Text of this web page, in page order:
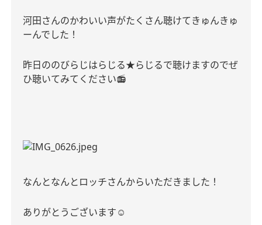
河田さんのかわいい声がたくさん聴けてきゅんきゅ
ーんでした！
昨日ののびらじはらじる★らじるで聴けますのでぜ
ひ聴いてみてください📻
なんとなんとロッチさんからいただきました！
ありがとうございます☺️